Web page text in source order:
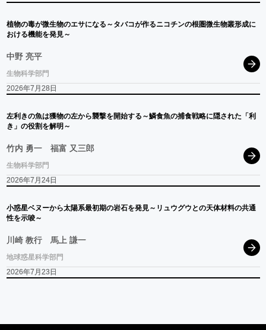
植物の毒が微生物のエサになる ～ タバコが作るニコチンの根圏微生物叢形成に
おける機能を発見～
中野 亮平
生物科学部門
2026年7月28日
左利きの魚は獲物の左から襲撃を開始する ～鱗食魚の捕食戦略に隠された 「利
き」 の役割を解明 ～
竹内 勇一 福富 又三郎
生物科学部門
2026年7月24日
小惑星ベヌーから太陽系最初期の岩石を発見～ リュウグウ との天体材料の共通
性を示唆～
川崎 教行 馬上 謙一
地球惑星科学部門
2026年7月23日